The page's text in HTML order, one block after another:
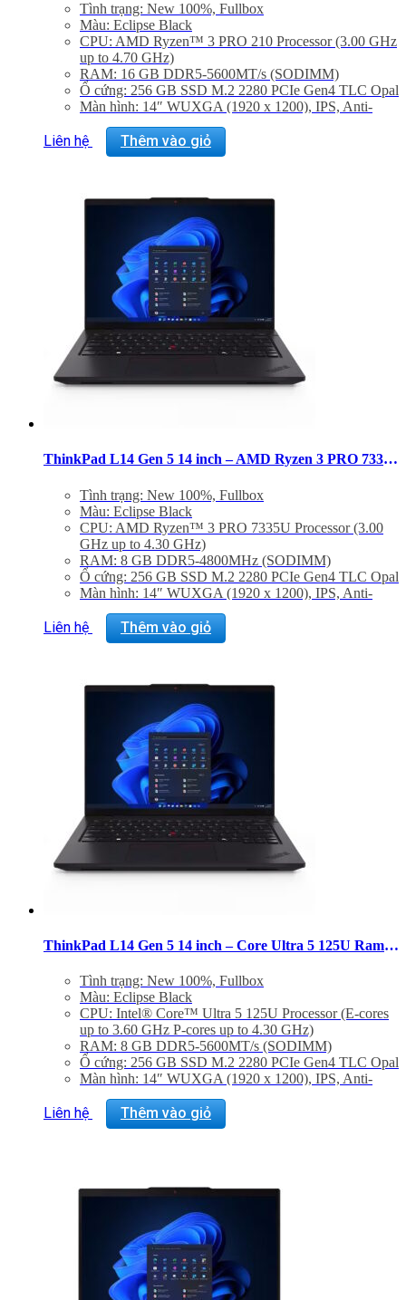
Tình trạng: New 100%, Fullbox
Màu: Eclipse Black
CPU: AMD Ryzen™ 3 PRO 210 Processor (3.00 GHz
up to 4.70 GHz)
RAM: 16 GB DDR5-5600MT/s (SODIMM)
Ổ cứng: 256 GB SSD M.2 2280 PCIe Gen4 TLC Opal
Màn hình: 14″ WUXGA (1920 x 1200), IPS, Anti-
DBEF5
Graphic Card: Integrated Graphics
Liên hệ Thêm vào giỏ
ThinkPad L14 Gen 5 14 inch – AMD Ryzen 3 PRO 7335U Ram 8GB SSD 256GB
Tình trạng: New 100%, Fullbox
Màu: Eclipse Black
CPU: AMD Ryzen™ 3 PRO 7335U Processor (3.00
GHz up to 4.30 GHz)
RAM: 8 GB DDR5-4800MHz (SODIMM)
Ổ cứng: 256 GB SSD M.2 2280 PCIe Gen4 TLC Opal
Màn hình: 14″ WUXGA (1920 x 1200), IPS, Anti-
DBEF5
Graphic Card: Integrated Graphics
Liên hệ Thêm vào giỏ
ThinkPad L14 Gen 5 14 inch – Core Ultra 5 125U Ram 8GB SSD 256GB
Tình trạng: New 100%, Fullbox
Màu: Eclipse Black
CPU: Intel® Core™ Ultra 5 125U Processor (E-cores
up to 3.60 GHz P-cores up to 4.30 GHz)
RAM: 8 GB DDR5-5600MT/s (SODIMM)
Ổ cứng: 256 GB SSD M.2 2280 PCIe Gen4 TLC Opal
Màn hình: 14″ WUXGA (1920 x 1200), IPS, Anti-
DBEF5
Graphic Card: Integrated Graphics
Liên hệ Thêm vào giỏ